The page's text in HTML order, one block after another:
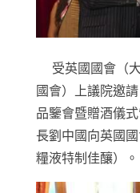
受英國國會（
國會）上議院邀
品鑒會暨贈酒儀
長劉中國向英國
糧液特制佳釀）。